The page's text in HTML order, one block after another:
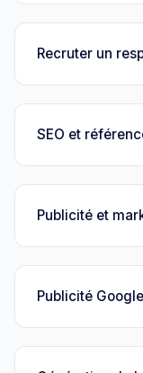
Recruter un
SEO et
Publicité et
Publicité